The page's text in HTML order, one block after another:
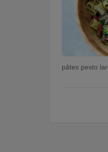
pâtes pesto